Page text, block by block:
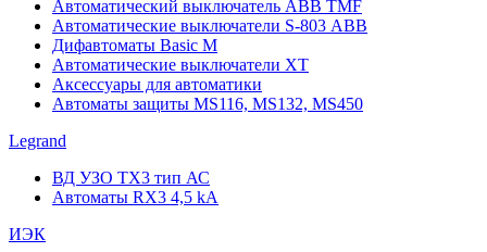
Автоматический выключатель ABB TMF
Автоматические выключатели S-803 АВВ
Дифавтоматы Basic M
Автоматические выключатели XT
Аксессуары для автоматики
Автоматы защиты MS116, MS132, MS450
Legrand
ВД УЗО TX3 тип АС
Автоматы RX3 4,5 kA
ИЭК